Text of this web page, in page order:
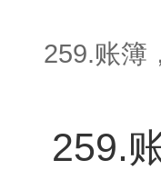
259.账簿
259.